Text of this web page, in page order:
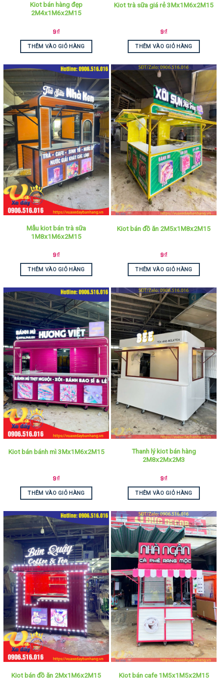
Kiot bán hàng đẹp
2M4x1M6x2M15
9₫
THÊM VÀO GIỎ HÀNG
Kiot trà sữa giá rẻ 3Mx1M6x2M15
9₫
THÊM VÀO GIỎ HÀNG
Mẫu kiot bán trà sữa
1M8x1M6x2M15
9₫
THÊM VÀO GIỎ HÀNG
Kiot bán đồ ăn 2M5x1M8x2M15
9₫
THÊM VÀO GIỎ HÀNG
Kiot bán bánh mì 3Mx1M6x2M15
9₫
THÊM VÀO GIỎ HÀNG
Thanh lý kiot bán hàng
2M8x2Mx2M3
9₫
THÊM VÀO GIỎ HÀNG
Kiot bán đồ ăn 2Mx1M6x2M15 Kiot bán cafe 1M5x1M5x2M15